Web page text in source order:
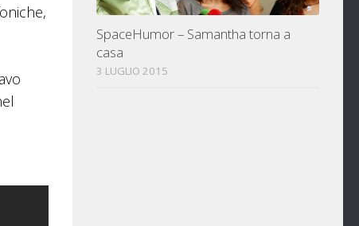
SpaceHumor – Samantha torna a
casa
3 LUGLIO 2015